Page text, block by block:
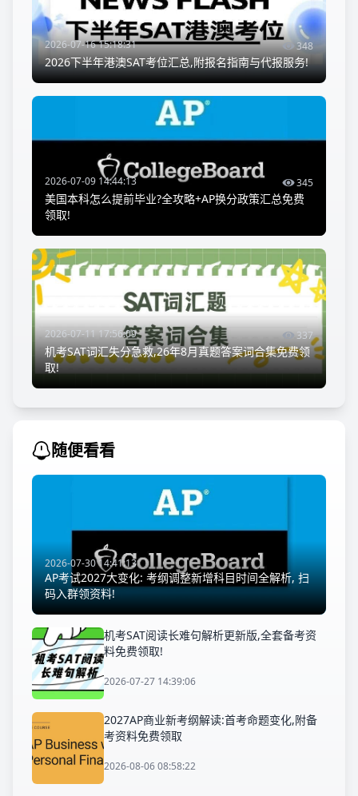
2026-07-16 15:18:31 348
2026下半年港澳SAT考位汇总,附报名指南与代报服务!
2026-07-09 14:44:13 345
美国本科怎么提前毕业?全攻略+AP换分政策汇总免费
领取!
2026-07-11 17:56:09 337
机考SAT词汇失分急救,26年8月真题答案词合集免费领
取!
随便看看
2026-07-30 14:41:13
AP考试2027大变化: 考纲调整新增科目时间全解析, 扫
码入群领资料!
机考SAT阅读长难句解析更新版,全套备考资
料免费领取!
2026-07-27 14:39:06
2027AP商业新考纲解读:首考命题变化,附备
考资料免费领取
2026-08-06 08:58:22